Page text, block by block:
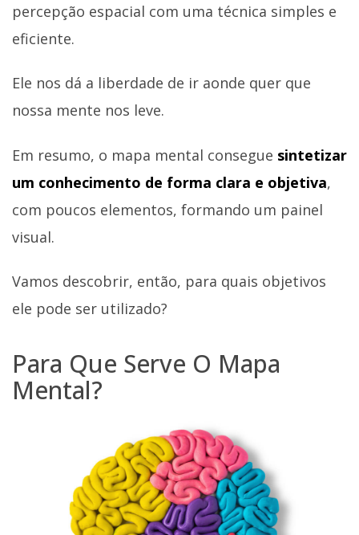
percepção espacial com uma técnica simples e
eficiente.
Ele nos dá a liberdade de ir aonde quer que
nossa mente nos leve.
Em resumo, o mapa mental consegue sintetizar
um conhecimento de forma clara e objetiva,
com poucos elementos, formando um painel
visual.
Vamos descobrir, então, para quais objetivos
ele pode ser utilizado?
Para Que Serve O Mapa
Mental?